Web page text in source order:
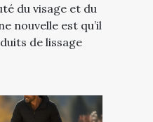
du visage et du
nouvelle est qu’il
de lissage